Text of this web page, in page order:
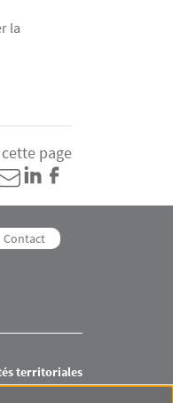
la
page
territoriales 4
footer M2 Juriste
Contact
territoriales